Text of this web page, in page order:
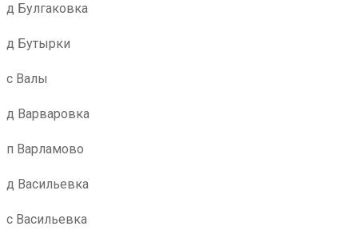
д Булгаковка
д Бутырки
с Валы
д Варваровка
п Варламово
д Васильевка
с Васильевка